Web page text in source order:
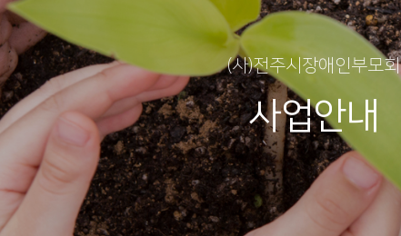
(사)전주시장애인부모회
사업안내